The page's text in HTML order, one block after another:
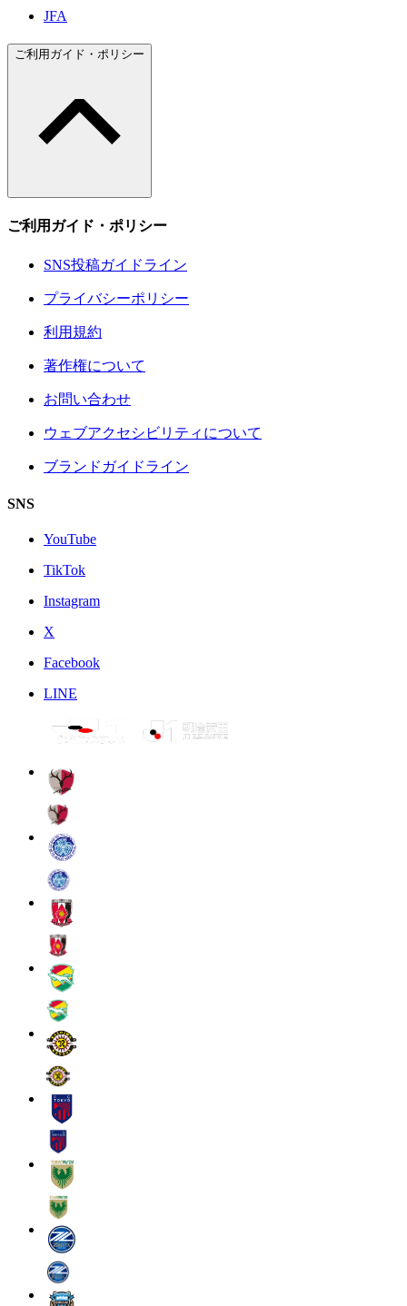
JFA
ご利用ガイド・ポリシー
ご利用ガイド・ポリシー
SNS投稿ガイドライン
プライバシーポリシー
利用規約
著作権について
お問い合わせ
ウェブアクセシビリティについて
ブランドガイドライン
SNS
YouTube
TikTok
Instagram
X
Facebook
LINE